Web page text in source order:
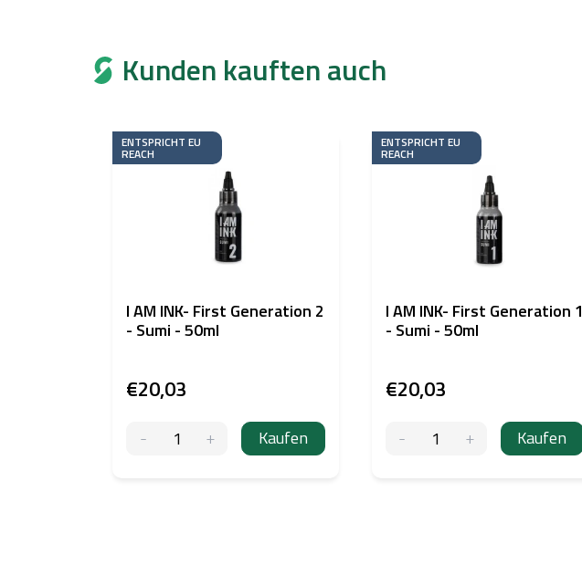
Kunden kauften auch
ENTSPRICHT EU
REACH
I AM INK- First Generation 2
- Sumi - 50ml
€20,03
Kaufen
ENTSPRICHT EU
REACH
I AM INK- First Generation 1
- Sumi - 50ml
€20,03
Kaufen